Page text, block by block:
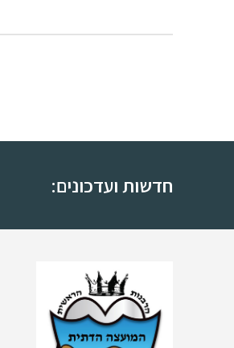
חדשות ועדכונים: